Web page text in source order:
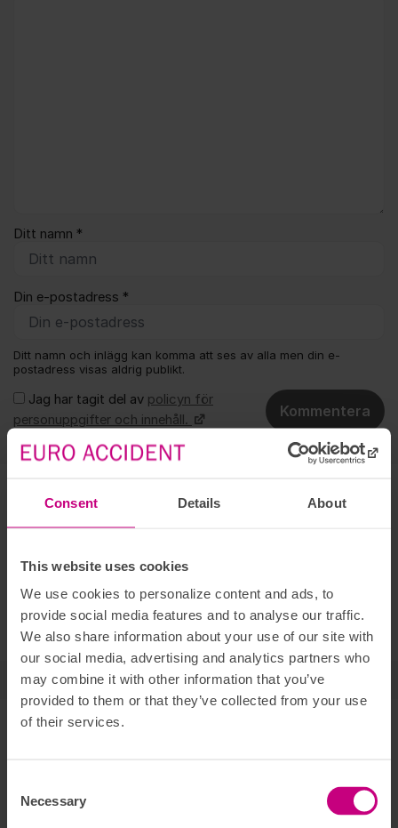
Consent Details About
This website uses cookies
We use cookies to personalize content and ads, to
provide social media features and to analyse our traffic.
We also share information about your use of our site with
our social media, advertising and analytics partners who
may combine it with other information that you’ve
provided to them or that they’ve collected from your use
of their services.
Necessary
Ditt namn *
Din e-postadress *
Ditt namn och inlägg kan komma att ses av alla men din e-
postadress visas aldrig publikt.
Jag har tagit del av policyn för
personuppgifter och innehåll.
Kommentera
Här hittar du svaren på vanliga frågor. Ställ gärna en egen
Om du inte vet vad du har för försäkring så kan du se detta
genom attlogga in på Mina sidor
. Där kan du även skriva till
oss om du har frågor gällande ett personligt ärende. Det går
också bra att ringa till oss, se våra öppettiderhär
Vi svarar på dina frågor
Jeanette
Kundservice
Julia